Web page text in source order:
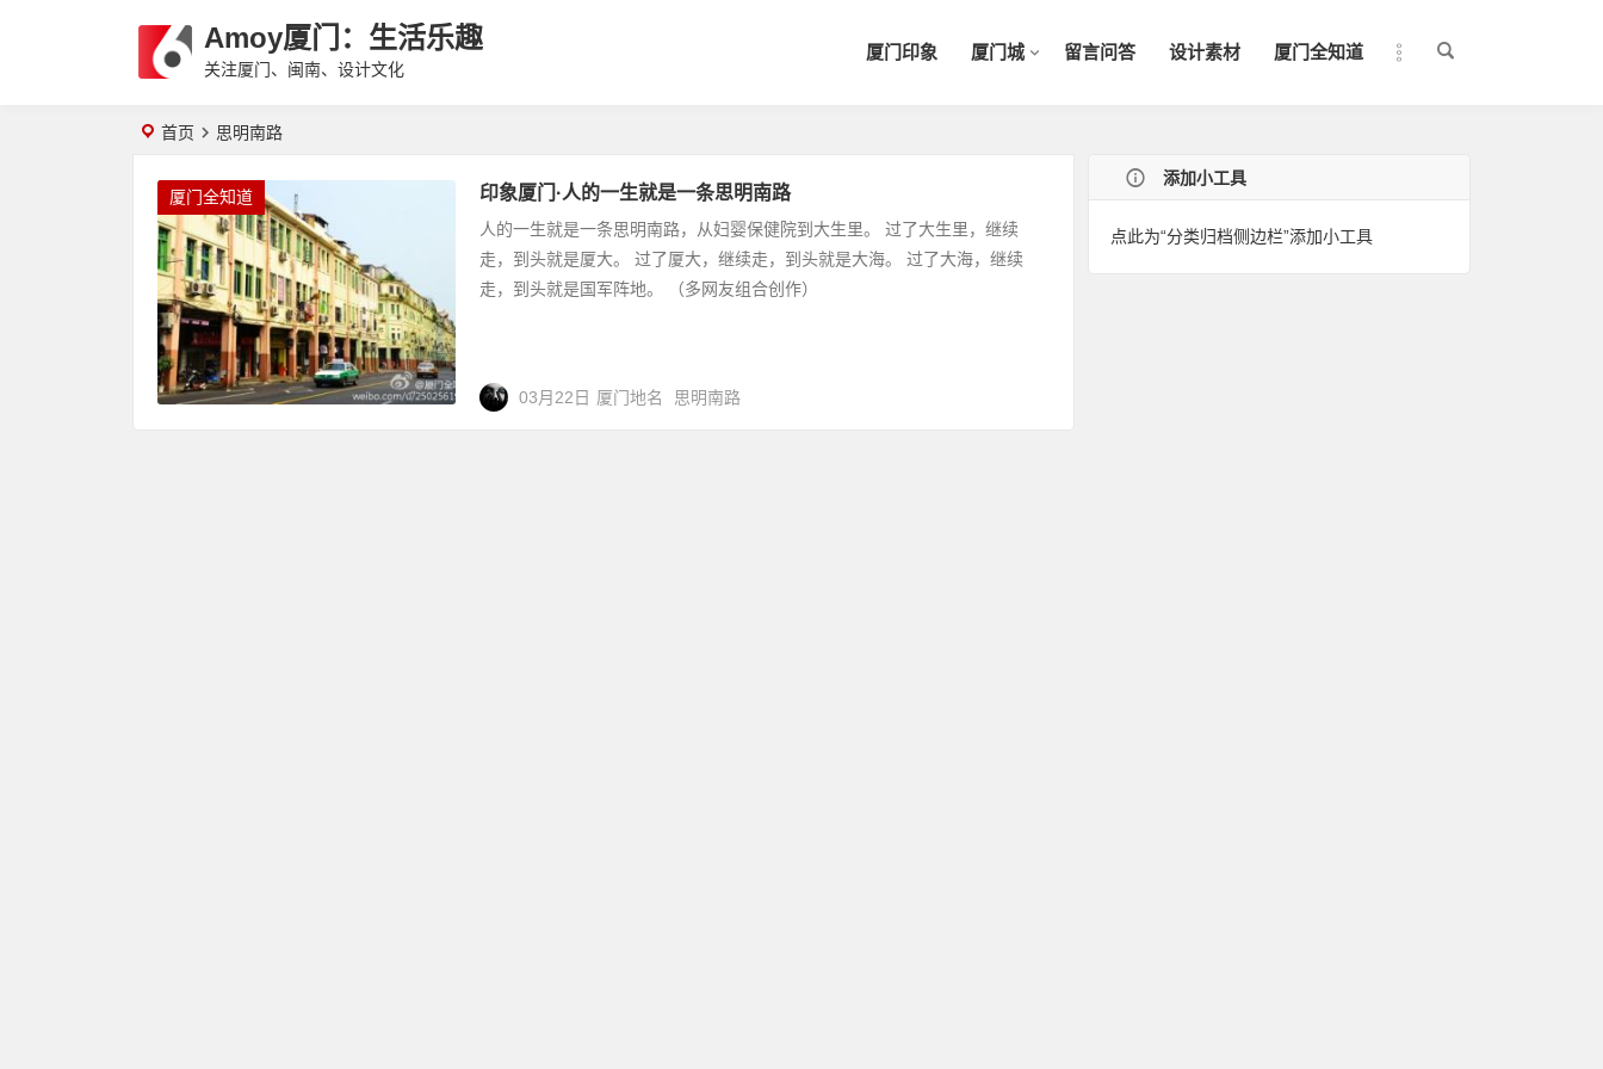
Amoy厦门：生活乐趣
关注厦门、闽南、设计文化
厦门印象 厦门城 留言问答 设计素材 厦门全知道
首页 思明南路
厦门全知道 印象厦门·人的一生就是一条思明南路
人的一生就是一条思明南路，从妇婴保健院到大生里。 过了大生里，继续
走，到头就是厦大。 过了厦大，继续走，到头就是大海。 过了大海，继续
走，到头就是国军阵地。 （多网友组合创作）
03月22日 厦门地名 思明南路
添加小工具
点此为“分类归档侧边栏”添加小工具